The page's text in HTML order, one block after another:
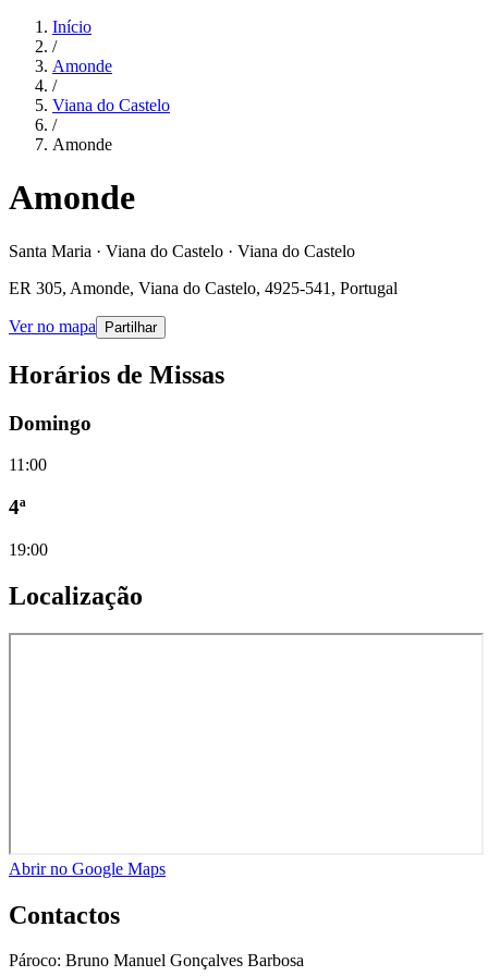
Início
/
Amonde
/
Viana do Castelo
/
Amonde
Amonde
Santa Maria · Viana do Castelo · Viana do Castelo
ER 305, Amonde, Viana do Castelo, 4925-541, Portugal
Ver no mapa Partilhar
Horários de Missas
Domingo
11:00
4ª
19:00
Localização
Abrir no Google Maps
Contactos
Pároco: Bruno Manuel Gonçalves Barbosa